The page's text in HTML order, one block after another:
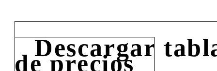
Descargar
de precios